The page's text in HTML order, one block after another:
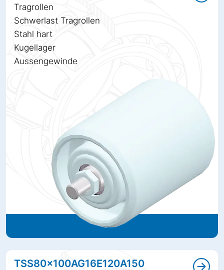
Tragrollen
Schwerlast Tragrollen
Stahl hart
Kugellager
Aussengewinde
TSS80x100AG16E120A150